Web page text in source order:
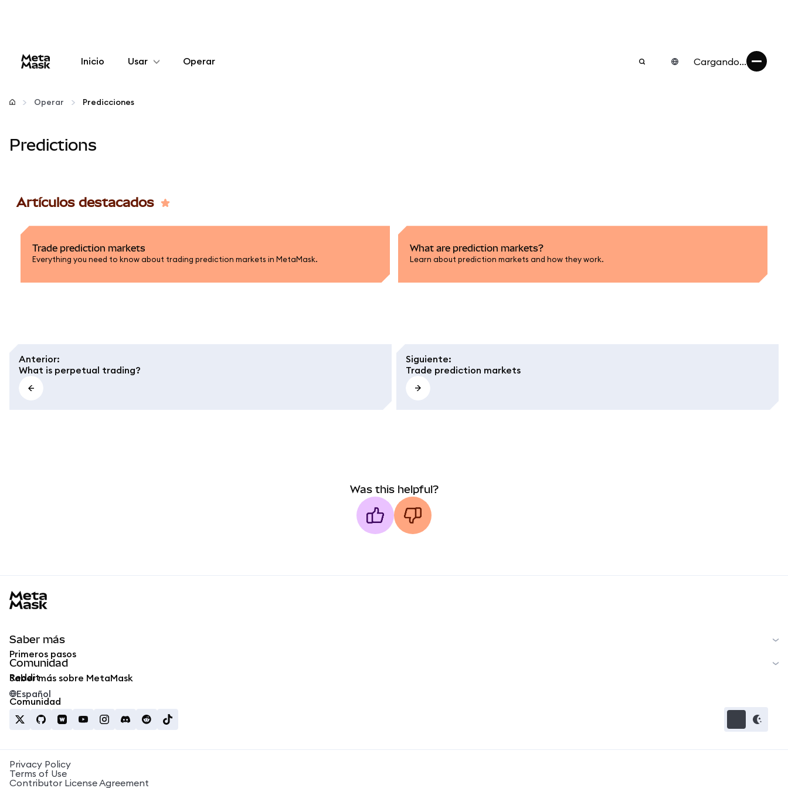
Inicio Usar
Configurar
Manténgase a salvo
Operar Cargando...
Operar Predicciones
Predictions
Artículos destacados
Trade prediction markets
Everything you need to know about trading prediction markets in MetaMask.
What are prediction markets?
Learn about prediction markets and how they work.
Anterior:
What is perpetual trading?
Siguiente:
Trade prediction markets
Was this helpful?
Saber más
Primeros pasos
Saber más sobre MetaMask
Comunidad
Reddit
Comunidad
Español
Privacy Policy
Terms of Use
Contributor License Agreement